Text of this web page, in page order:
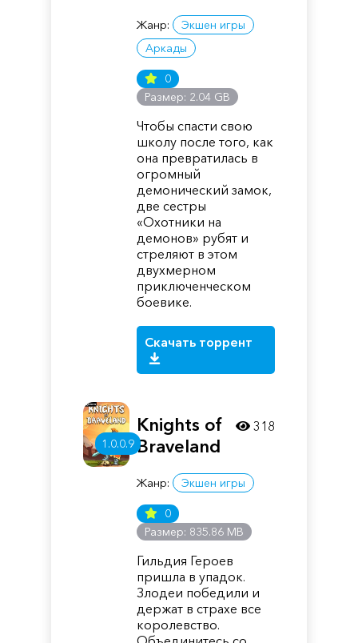
Жанр:
Экшен игры
Аркады
0
Размер: 2.04 GB
Чтобы спасти свою
школу после того, как
она превратилась в
огромный
демонический замок,
две сестры
«Охотники на
демонов» рубят и
стреляют в этом
двухмерном
приключенческом
боевике.
Скачать торрент
1.0.0.9
Knights of
Braveland
Жанр: Экшен игры
0
Размер: 835.86 MB
Гильдия Героев
пришла в упадок.
Злодеи победили и
держат в страхе все
королевство.
318